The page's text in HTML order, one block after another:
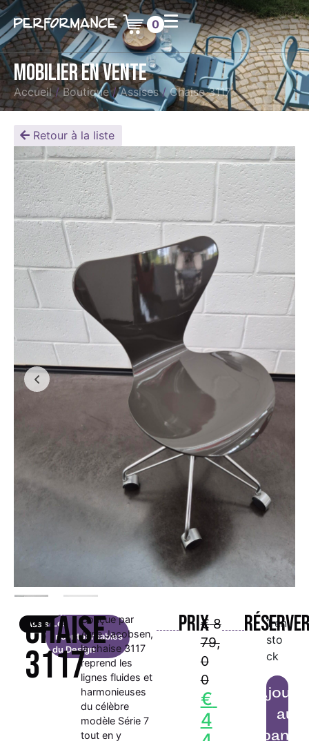
0
Mobilier en vente
Accueil / Boutique / Assises / Chaise 3117
Retour à la liste
Assises
Chaise
3117
Les
Incontournables
du Design
Conçue par
Arne Jacobsen,
la chaise 3117
reprend les
lignes fluides et
harmonieuses
du célèbre
modèle Série 7
tout en y
Prix
€8
79,
0
0
€
4
1 en
sto
ck
au
panier